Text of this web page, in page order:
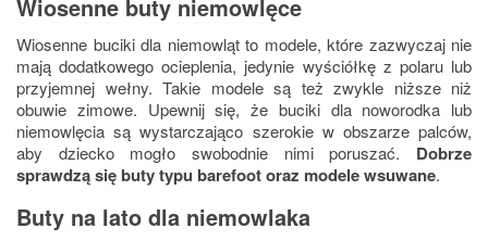
Wiosenne buty niemowlęce
Wiosenne buciki dla niemowląt to modele, które zazwyczaj nie
mają dodatkowego ocieplenia, jedynie wyściółkę z polaru lub
przyjemnej wełny. Takie modele są też zwykle niższe niż
obuwie zimowe. Upewnij się, że buciki dla noworodka lub
niemowlęcia są wystarczająco szerokie w obszarze palców,
aby dziecko mogło swobodnie nimi poruszać. Dobrze
sprawdzą się buty typu barefoot oraz modele wsuwane.
Buty na lato dla niemowlaka